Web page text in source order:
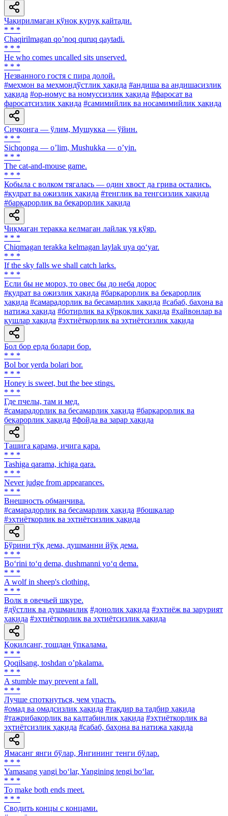
Чақирилмаган қўноқ қуруқ қайтади.
* * *
Chaqirilmagan qoʼnoq quruq qaytadi.
* * *
Не who comes uncalled sits unserved.
* * *
Незванного гостя с пира долой.
#меҳмон ва меҳмондўстлик ҳақида #андиша ва андишасизлик
ҳақида #ор-номус ва номуссизлик ҳақида #фаросат ва
фаросатсизлик ҳақида #самимийлик ва носамимийлик ҳақида
Сичқонга — ўлим, Мушукка — ўйин.
* * *
Sichqonga — oʼlim, Mushukka — oʼyin.
* * *
The cat-and-mouse game.
* * *
Кобыла с волком тягалась — один хвост да грива остались.
#қудрат ва ожизлик ҳақида #тенглик ва тенгсизлик ҳақида
#барқарорлик ва беқарорлик ҳақида
Чиқмаган теракка келмаган лайлак уя қўяр.
* * *
Chiqmagan terakka kelmagan laylak uya qo‘yar.
* * *
If the sky falls we shall catch larks.
* * *
Если бы не мороз, то овес бы до неба дорос
#қудрат ва ожизлик ҳақида #барқарорлик ва беқарорлик
ҳақида #самарадорлик ва бесамарлик ҳақида #сабаб, баҳона ва
натижа ҳақида #ботирлик ва қўрқоқлик ҳақида #ҳайвонлар ва
қушлар ҳақида #эҳтиёткорлик ва эҳтиётсизлик ҳақида
Бол бор ерда болари бор.
* * *
Bol bor yerda bolari bor.
* * *
Honey is sweet, but the bee stings.
* * *
Где пчелы, там и мед.
#самарадорлик ва бесамарлик ҳақида #барқарорлик ва
беқарорлик ҳақида #фойда ва зарар ҳақида
Ташига қарама, ичига қара.
* * *
Tashiga qarama, ichiga qara.
* * *
Never judge from appearances.
* * *
Внешность обманчива.
#самарадорлик ва бесамарлик ҳақида #бошқалар
#эҳтиёткорлик ва эҳтиётсизлик ҳақида
Бўрини тўқ дема, душманни йўқ дема.
* * *
Bo‘rini to‘q dema, dushmanni yo‘q dema.
* * *
A wolf in sheep's clothing.
* * *
Волк в овечьей шкуре.
#дўстлик ва душманлик #донолик ҳақида #эҳтиёж ва зарурият
ҳақида #эҳтиёткорлик ва эҳтиётсизлик ҳақида
Қоқилсанг, тошдан ўпкалама.
* * *
Qoqilsang, toshdan oʼpkalama.
* * *
A stumble may prevent a fall.
* * *
Лучше споткнуться, чем упасть.
#омад ва омадсизлик ҳақида #тақдир ва тадбир ҳақида
#тажрибакорлик ва калтабинлик ҳақида #эҳтиёткорлик ва
эҳтиётсизлик ҳақида #сабаб, баҳона ва натижа ҳақида
Ямасанг янги бўлар, Янгининг тенги бўлар.
* * *
Yamasang yangi bo‘lar, Yangining tengi bo‘lar.
* * *
To make both ends meet.
* * *
Сводить концы с концами.